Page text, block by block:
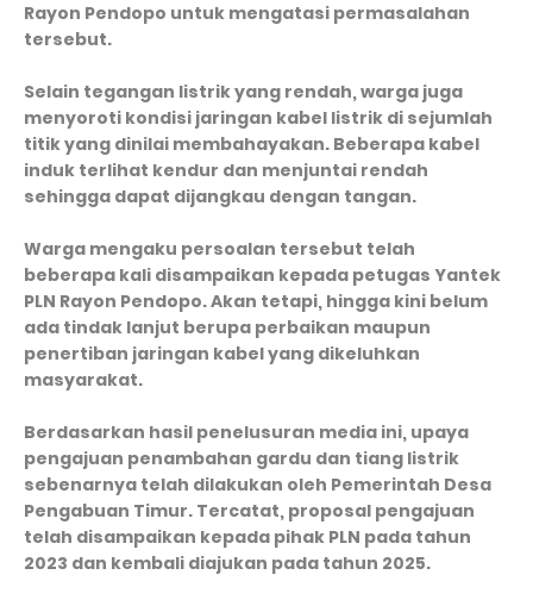
Rayon Pendopo untuk mengatasi permasalahan
tersebut.
Selain tegangan listrik yang rendah, warga juga
menyoroti kondisi jaringan kabel listrik di sejumlah
titik yang dinilai membahayakan. Beberapa kabel
induk terlihat kendur dan menjuntai rendah
sehingga dapat dijangkau dengan tangan.
Warga mengaku persoalan tersebut telah
beberapa kali disampaikan kepada petugas Yantek
PLN Rayon Pendopo. Akan tetapi, hingga kini belum
ada tindak lanjut berupa perbaikan maupun
penertiban jaringan kabel yang dikeluhkan
masyarakat.
Berdasarkan hasil penelusuran media ini, upaya
pengajuan penambahan gardu dan tiang listrik
sebenarnya telah dilakukan oleh Pemerintah Desa
Pengabuan Timur. Tercatat, proposal pengajuan
telah disampaikan kepada pihak PLN pada tahun
2023 dan kembali diajukan pada tahun 2025.